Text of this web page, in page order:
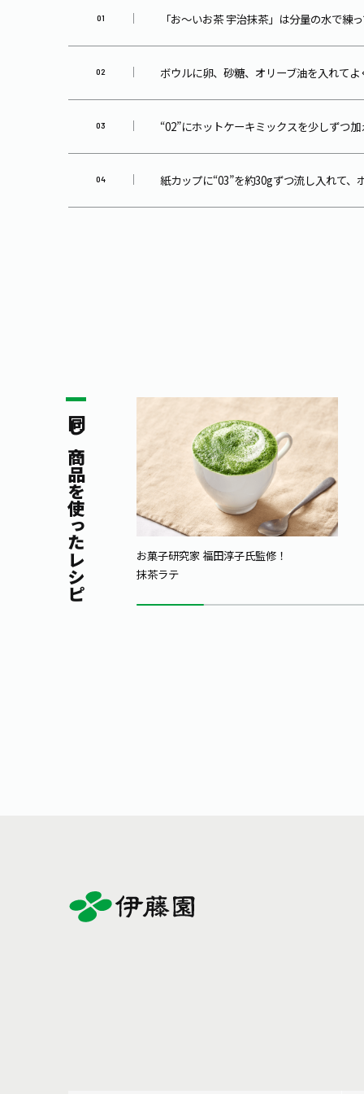
「お～いお茶 宇治抹茶」は分量の水で練
ボウルに卵、砂糖、オリーブ油を入れて
“02”にホットケーキミックスを少しずつ
紙カップに“03”を約30gずつ流し入れて
同じ商品を使ったレシピ
お菓子研究家 福田淳子氏監修！
抹茶ラテ